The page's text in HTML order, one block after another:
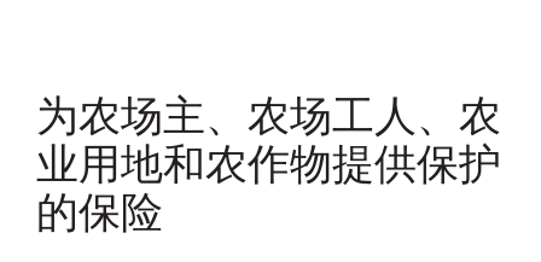
为农场主、农场工人、农
业用地和农作物提供保护
的保险